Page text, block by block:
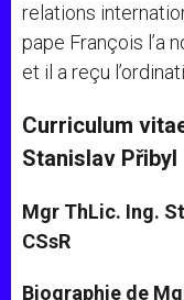
relations
pape François l’a
et il a reçu
Curriculum
Stanislav Přibyl
Mgr ThLic. Ing.
CSsR
Biographie de